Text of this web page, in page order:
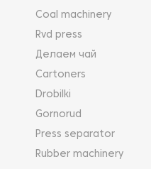
Coal machinery
Rvd press
Делаем чай
Cartoners
Drobilki
Gornorud
Press separator
Rubber machinery